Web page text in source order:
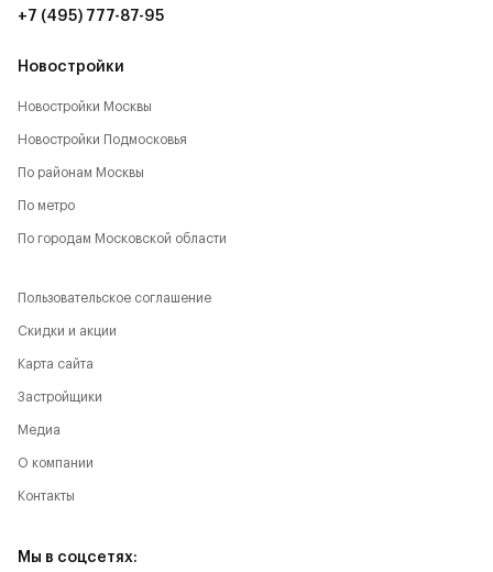
Новостройки
Новостройки Москвы
Новостройки Подмосковья
По районам Москвы
По метро
По городам Московской области
+7 (495) 777-87-95
Пользовательское соглашение
Скидки и акции
Карта сайта
Застройщики
Медиа
О компании
Контакты
Мы в соцсетях: